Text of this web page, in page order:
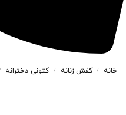
خانه / کفش زنانه / کتونی دخترانه